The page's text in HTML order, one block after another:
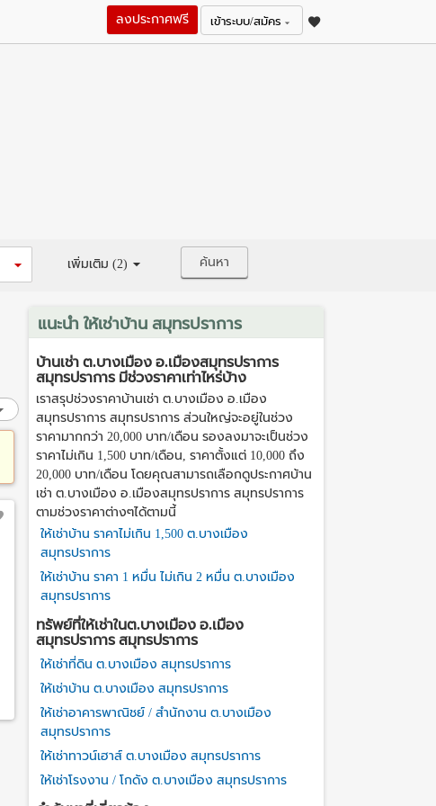
เข้าระบบ/สมัคร
ลงประกาศฟรี
เพิ่มเติม (2) ค้นหา
แนะนำ ให้เช่าบ้าน สมุทรปราการ
บ้านเช่า ต.บางเมือง อ.เมืองสมุทรปราการ
สมุทรปราการ มีช่วงราคาเท่าไหร่บ้าง
เราสรุปช่วงราคาบ้านเช่า ต.บางเมือง อ.เมือง
สมุทรปราการ สมุทรปราการ ส่วนใหญ่จะอยู่ในช่วง
ราคามากกว่า 20,000 บาท/เดือน รองลงมาจะเป็นช่วง
ราคาไม่เกิน 1,500 บาท/เดือน, ราคาตั้งแต่ 10,000 ถึง
20,000 บาท/เดือน โดยคุณสามารถเลือกดูประกาศบ้าน
เช่า ต.บางเมือง อ.เมืองสมุทรปราการ สมุทรปราการ
ตามช่วงราคาต่างๆได้ตามนี้
ให้เช่าบ้าน ราคาไม่เกิน 1,500 ต.บางเมือง
สมุทรปราการ
ให้เช่าบ้าน ราคา 1 หมื่น ไม่เกิน 2 หมื่น ต.บางเมือง
สมุทรปราการ
ทรัพย์ที่ให้เช่าในต.บางเมือง อ.เมือง
สมุทรปราการ สมุทรปราการ
ให้เช่าที่ดิน ต.บางเมือง สมุทรปราการ
ให้เช่าบ้าน ต.บางเมือง สมุทรปราการ
ให้เช่าอาคารพาณิชย์ / สำนักงาน ต.บางเมือง
สมุทรปราการ
ให้เช่าทาวน์เฮาส์ ต.บางเมือง สมุทรปราการ
ให้เช่าโรงงาน / โกดัง ต.บางเมือง สมุทรปราการ